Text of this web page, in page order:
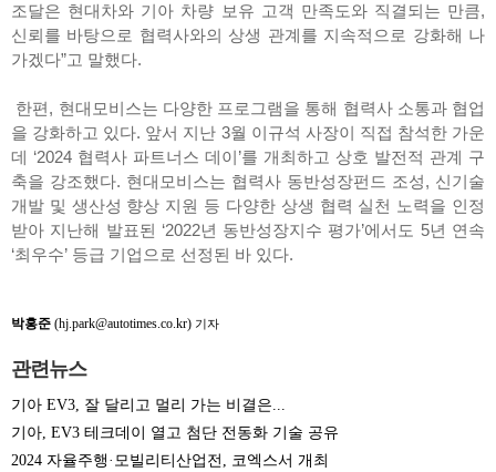
조달은 현대차와 기아 차량 보유 고객 만족도와 직결되는 만큼,
신뢰를 바탕으로 협력사와의 상생 관계를 지속적으로 강화해 나
가겠다”고 말했다.
한편, 현대모비스는 다양한 프로그램을 통해 협력사 소통과 협업
을 강화하고 있다. 앞서 지난 3월 이규석 사장이 직접 참석한 가운
데 ‘2024 협력사 파트너스 데이’를 개최하고 상호 발전적 관계 구
축을 강조했다. 현대모비스는 협력사 동반성장펀드 조성, 신기술
개발 및 생산성 향상 지원 등 다양한 상생 협력 실천 노력을 인정
받아 지난해 발표된 ‘2022년 동반성장지수 평가’에서도 5년 연속
‘최우수’ 등급 기업으로 선정된 바 있다.
박홍준 (hj.park@autotimes.co.kr) 기자
관련뉴스
기아 EV3, 잘 달리고 멀리 가는 비결은...
기아, EV3 테크데이 열고 첨단 전동화 기술 공유
2024 자율주행·모빌리티산업전, 코엑스서 개최